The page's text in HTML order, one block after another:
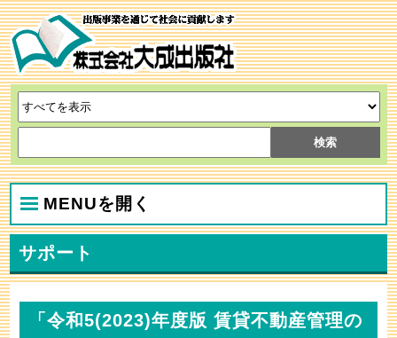
MENUを開く
サポート
「令和5(2023)年度版 賃貸不動産管理の